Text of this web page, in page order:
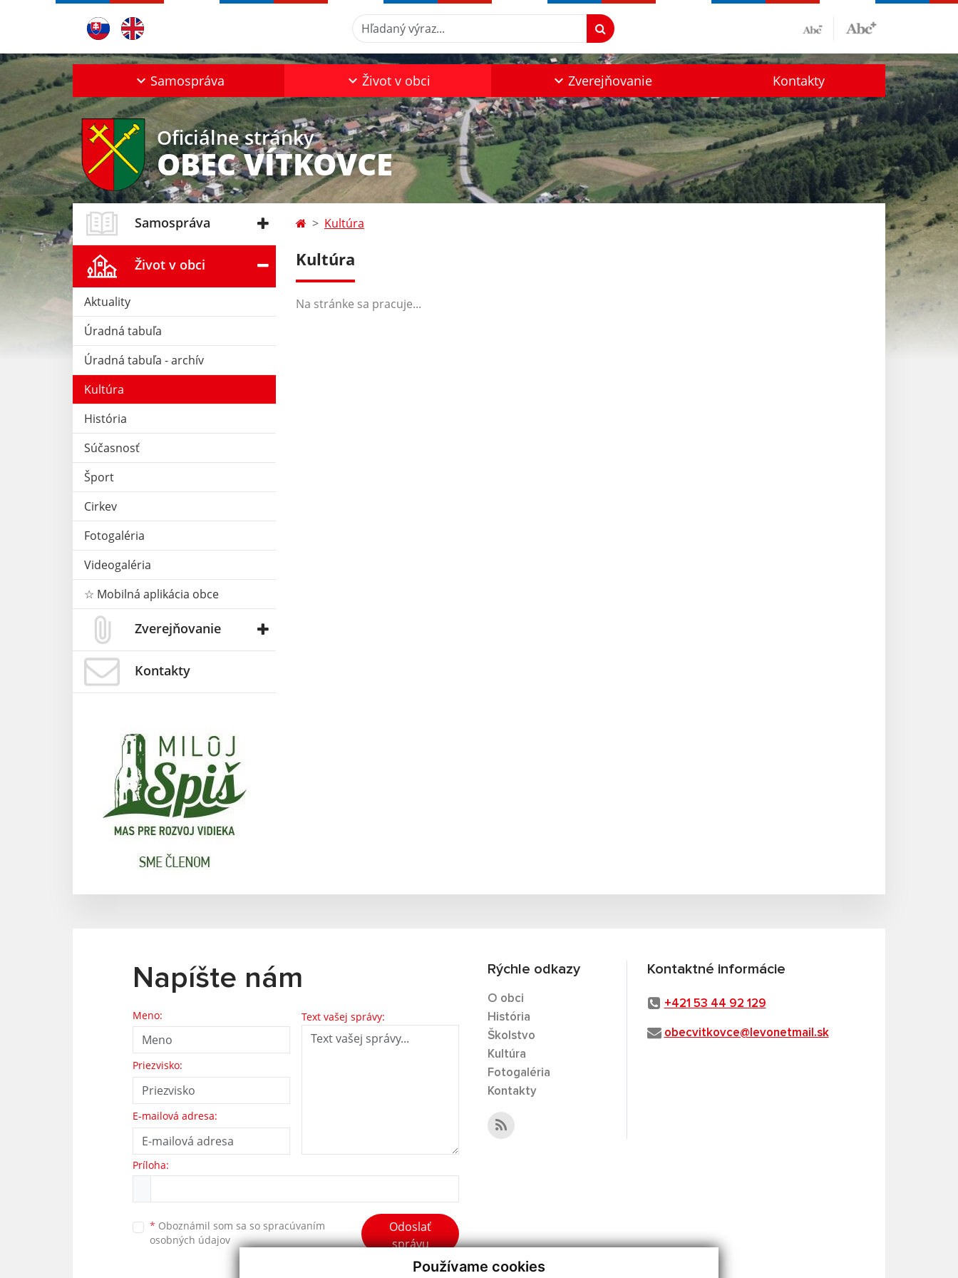
Používame cookies
Hľadaný výraz...
Samospráva Život v obci Zverejňovanie Kontakty
Oficiálne stránky
OBEC VÍTKOVCE
Samospráva
Život v obci
Aktuality
Úradná tabuľa
Úradná tabuľa - archív
Kultúra
História
Súčasnosť
Šport
Cirkev
Fotogaléria
Videogaléria
☆ Mobilná aplikácia obce
Zverejňovanie
Kontakty
Kultúra
Kultúra
Na stránke sa pracuje...
Napíšte nám
Meno:
Priezvisko:
E-mailová adresa:
Text vašej správy:
Príloha:
* Oboznámil som sa so spracúvaním
osobných údajov
Odoslať
správu
Rýchle odkazy
O obci
História
Školstvo
Kultúra
Fotogaléria
Kontakty
Kontaktné informácie
+421 53 44 92 129
obecvitkovce@levonetmail.sk